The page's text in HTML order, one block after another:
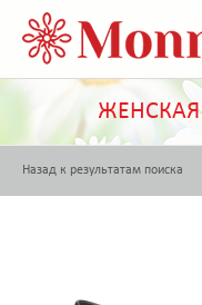
Назад к результатам поиска